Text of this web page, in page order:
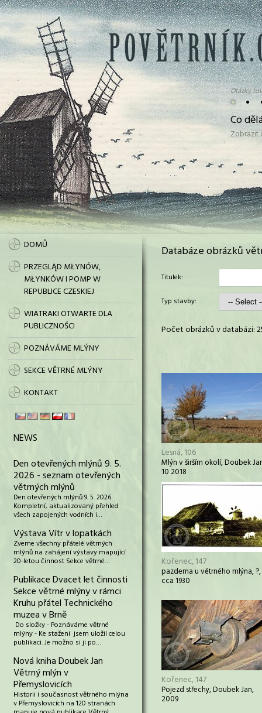
• •
Otázky
Co
DOMŮ
PRZEGLĄD MŁYNÓW,
MŁYNKÓW I POMP W
REPUBLICE CZESKIEJ
WIATRAKI OTWARTE DLA
PUBLICZNOŚCI
POZNÁVÁME MLÝNY
SEKCE VĚTRNÉ MLÝNY
KONTAKT
NEWS
Den otevřených mlýnů 9. 5.
2026 - seznam otevřených
větrných mlýnů
Den otevřených mlýnů 9. 5. 2026
Kompletní, aktualizovaný přehled
všech zapojených vodních i…
Výstava Vítr v lopatkách
Zveme všechny přátelé větrných
mlýnů na zahájení výstavy mapující
20-letou činnost Sekce větrné…
Publikace Dvacet let činnosti
Sekce větrné mlýny v rámci
Kruhu přátel Technického
muzea v Brně
Do složky - Poznáváme větrné
mlýny - Ke stažení jsem uložil celou
publikaci. Je možno si ji po…
Nová kniha Doubek Jan
Větrný mlýn v
Přemyslovicích
Historii i současnost větrného mlýna
v Přemyslovicích na 120 stranách
Databáze obrázků
Titulek:
Typ stavby:
Počet obrázků v databázi:
Lesná, 106
Mlýn v širším okolí, Doubek
10 2018
Kořenec, 147
pazderna u větrného mlýna, ?,
cca 1930
Kořenec, 147
Pojezd střechy, Doubek Jan,
2009